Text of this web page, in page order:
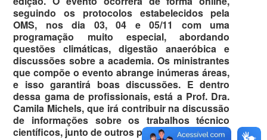
seguindo os protocolos estabelecidos pela
OMS, nos dia 03, 04 e 05/11 com uma
programação muito especial, abordando
questões climáticas, digestão anaeróbica e
discussões sobre a academia. Os ministrantes
que compõe o evento abrange inúmeras áreas,
e isso garantirá boas discussões. E dentro
dessa gama de profissionais, está a Prof. Dra.
Camila Michels, que irá contribuir na discussão
de informações sobre os trabalhos técnico
científicos, junto de outros palestrantes.